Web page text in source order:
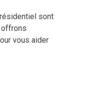
sont
vous aider